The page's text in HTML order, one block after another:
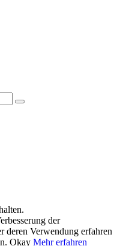
der
deren Verwendung erfahren
Okay Mehr erfahren